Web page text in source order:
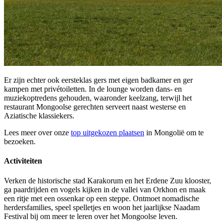
Er zijn echter ook eersteklas gers met eigen badkamer en ger
kampen met privétoiletten. In de lounge worden dans- en
muziekoptredens gehouden, waaronder keelzang, terwijl het
restaurant Mongoolse gerechten serveert naast westerse en
Aziatische klassiekers.
Lees meer over onze top uitgekozen plaatsen in Mongolië om te
bezoeken.
Activiteiten
Verken de historische stad Karakorum en het Erdene Zuu klooster,
ga paardrijden en vogels kijken in de vallei van Orkhon en maak
een ritje met een ossenkar op een steppe. Ontmoet nomadische
herdersfamilies, speel spelletjes en woon het jaarlijkse Naadam
Festival bij om meer te leren over het Mongoolse leven.